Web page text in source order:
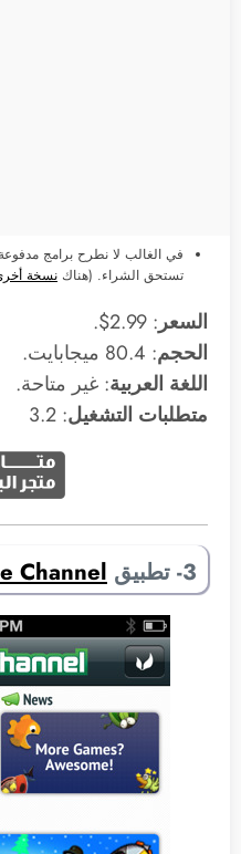
في الغالب لا نطرح برامج مدفوعة
تستحق الشراء. (هناك نسخة
السعر: 2.99$.
الحجم: 80.4 ميجابايت.
اللغة العربية: غير متاحة.
متطلبات التشغيل: 3.2
3- تطبيق Channel